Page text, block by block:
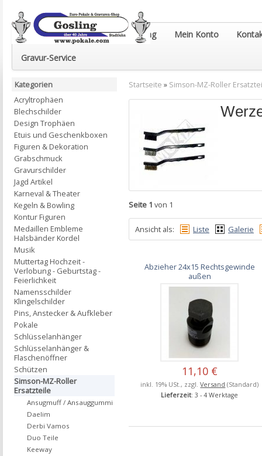
Euro-Pokale & Gravur-Shop Gosling Mein Konto
Gravur-Service
Startseite » Simson-MZ-Roller
Seite 1 von 1
Ansicht als: Liste Galerie
Abzieher 24x15 Rechtsgewinde
außen
11,10 €
inkl. 19% USt., zzgl.Versand (Standard)
Lieferzeit: 3 - 4 Werktage
Kategorien
Acryltrophäen
Blechschilder
Design Trophäen
Etuis und Geschenkboxen
Figuren & Dekoration
Grabschmuck
Gravurschilder
Jagd Artikel
Karneval & Theater
Kegeln & Bowling
Kontur Figuren
Medaillen Embleme
Halsbänder Kordel
Musik
Muttertag Hochzeit -
Verlobung - Geburtstag -
Feierlichkeit
Namensschilder
Klingelschilder
Pins, Anstecker & Aufkleber
Pokale
Schlüsselanhänger
Schlüsselanhänger &
Flaschenöffner
Schützen
Simson-MZ-Roller
Ersatzteile
Ansugmuff / Ansauggummi
Daelim
Derbi Vamos
Duo Teile
Keeway